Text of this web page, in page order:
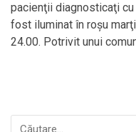
pacienţii diagnosticaţi
fost iluminat în roşu
24.00. Potrivit unui
Caută